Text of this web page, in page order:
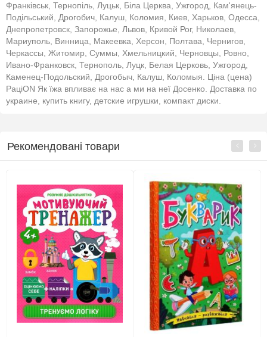
Франківськ, Тернопіль, Луцьк, Біла Церква, Ужгород, Кам'янець-
Подільський, Дрогобич, Калуш, Коломия, Киев, Харьков, Одесса,
Днепропетровск, Запорожье, Львов, Кривой Рог, Николаев,
Мариуполь, Винница, Макеевка, Херсон, Полтава, Чернигов,
Черкассы, Житомир, Суммы, Хмельницкий, Черновцы, Ровно,
Ивано-Франковск, Тернополь, Луцк, Белая Церковь, Ужгород,
Каменец-Подольский, Дрогобыч, Калуш, Коломыя. Ціна (цена)
РаціON Як їжа впливає на нас а ми на неї Досенко. Доставка по
украине, купить книгу, детские игрушки, компакт диски.
Рекомендовані товари